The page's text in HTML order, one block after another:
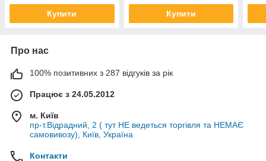
Vitals 5287554-03
Купити Купити
Про нас
100% позитивних з 287 відгуків за рік
Працює з 24.05.2012
м. Київ
пр-т.Відрадний, 2 ( тут НЕ ведеться торгівля та НЕМАЄ
самовивозу), Київ, Україна
Контакти